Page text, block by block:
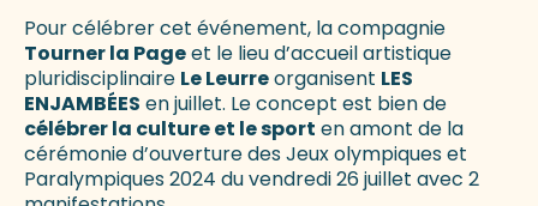
Pour célébrer cet événement, la compagnie
Tourner la Pageet le lieu d’accueil artistique
pluridisciplinaire Le Leurreorganisent LES
ENJAMBÉES en juillet. Le concept est bien de
célébrer la culture et le sport en amont de la
cérémonie d’ouverture des Jeux olympiques et
Paralympiques 2024 du vendredi 26 juillet avec 2